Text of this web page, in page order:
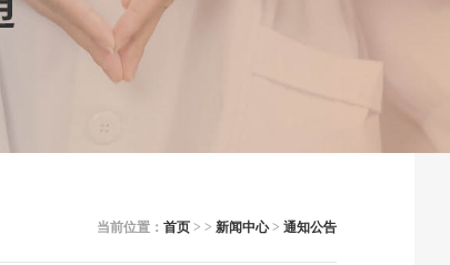
当前位置： 首页 > > 新闻中心> 通知公告